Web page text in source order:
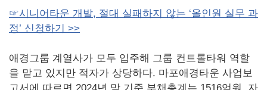
☞시니어타운 개발, 절대 실패하지 않는 ‘올인원 실무 과
정’ 신청하기 >>
애경그룹 계열사가 모두 입주해 그룹 컨트롤타워 역할
을 맡고 있지만 적자가 상당하다. 마포애경타운 사업보
고서에 따르면 2024년 말 기준 부채총계는 1516억원, 자